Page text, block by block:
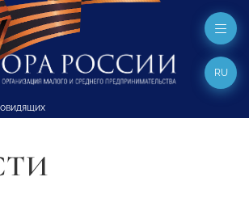
RU